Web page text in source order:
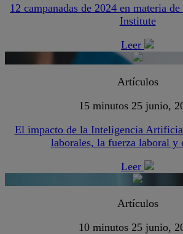
12 campanadas de 2024 en materia
Institute
Leer
Artículos
15 minutos 25 junio,
El impacto de la Inteligencia
laborales, la fuerza laboral y
Leer
Artículos
10 minutos 25 junio,